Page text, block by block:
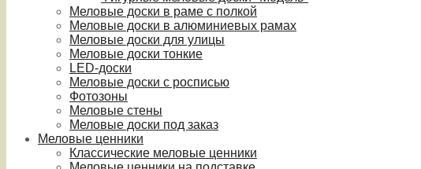
Меловые доски в раме с полкой
Меловые доски в алюминиевых рамах
Меловые доски для улицы
Меловые доски тонкие
LED-доски
Меловые доски с росписью
Фотозоны
Меловые стены
Меловые доски под заказ
Меловые ценники
Классические меловые ценники